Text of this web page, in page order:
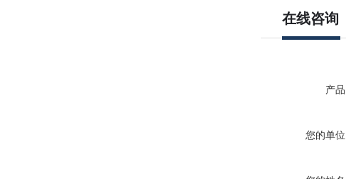
在线咨询
产品
您的单位